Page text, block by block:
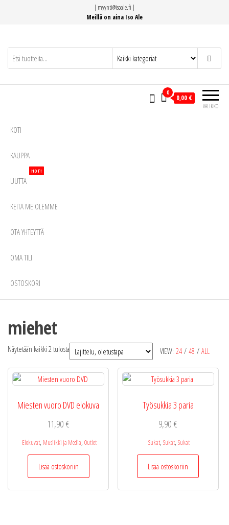
| myynti@isoale.fi |
Meillä on aina Iso Ale
VALIKKO
0
0,00 €
KOTI
KAUPPA
UUTTA
HOT!
KEITÄ ME OLEMME
OTA YHTEYTTÄ
OMA TILI
OSTOSKORI
miehet
VIEW: 24 / 48 / ALL
Näytetään kaikki 2 tulosta
Miesten vuoro DVD elokuva
11,90€
Elokuvat, Musiikki ja Media, Outlet
Lisää ostoskoriin
Työsukkia 3 paria
9,90€
Sukat, Sukat, Sukat
Lisää ostoskoriin